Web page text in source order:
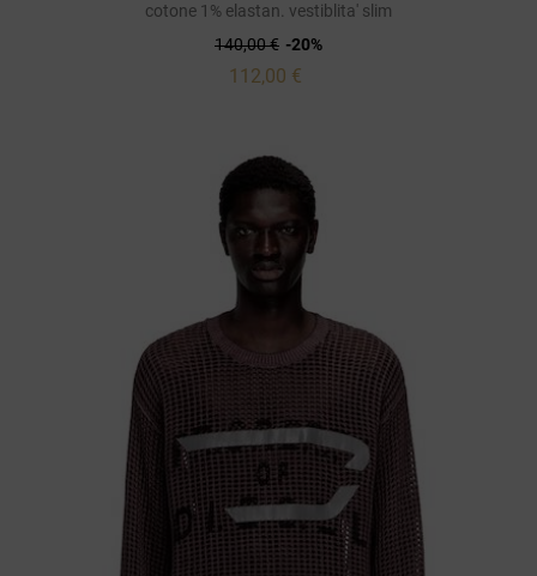
cotone 1% elastan. vestiblita' slim
140,00 € -20%
112,00 €